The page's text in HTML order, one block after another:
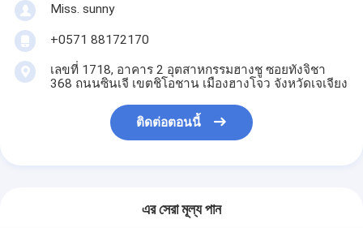
Miss. sunny
+0571 88172170
เลขที่ 1718, อาคาร 2 อุตสาหกรรมฮางชู ซอยทังจิชา
368 ถนนซินเจี เขตชิโอชาน เมืองฮางโจว จังหวัดเจเจียง
ติดต่อตอนนี้
এর সেরা মূল্য পান